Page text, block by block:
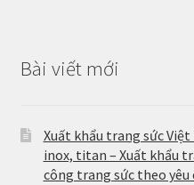
Bài viết mới
Xuất khẩu trang sức
inox, titan – Xuất khẩu
công trang sức theo yêu